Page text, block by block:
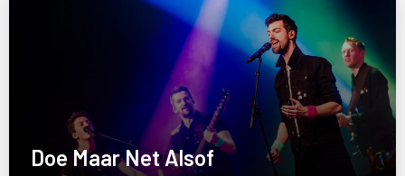
Doe Maar Net Alsof